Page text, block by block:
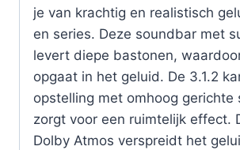
je van krachtig en realistisch
en series. Deze soundbar met
levert diepe bastonen,
opgaat in het geluid. De 3.1.2
opstelling met omhoog gerichte
zorgt voor een ruimtelijk effect.
Dolby Atmos verspreidt het